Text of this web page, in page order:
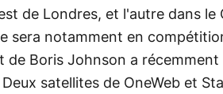
de Londres, et l'autre dans le
sera notamment en
de Boris Johnson a récemment
satellites de OneWeb et